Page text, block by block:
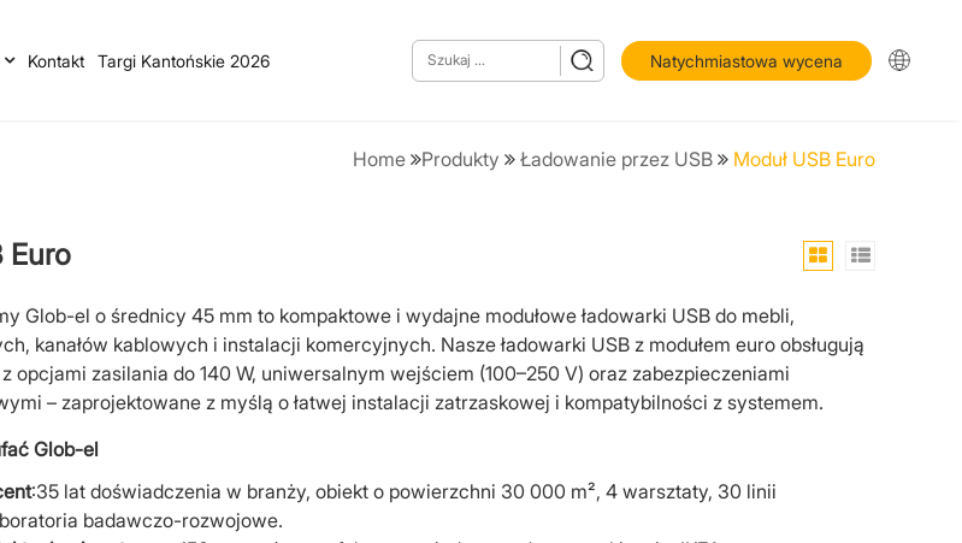
Kontakt Targi Kantońskie 2026 Natychmiastowa wycena
Home Produkty Ładowanie przez USB Moduł USB Euro
Euro
Glob-el o średnicy 45 mm to kompaktowe i wydajne modułowe ładowarki USB do mebli,
kanałów kablowych i instalacji komercyjnych. Nasze ładowarki USB z modułem euro obsługują
opcjami zasilania do 140 W, uniwersalnym wejściem (100–250 V) oraz zabezpieczeniami
– zaprojektowane z myślą o łatwej instalacji zatrzaskowej i kompatybilności z systemem.
Glob-el
:35 lat doświadczenia w branży, obiekt o powierzchni 30 000 m², 4 warsztaty, 30 linii
badawczo-rozwojowe.